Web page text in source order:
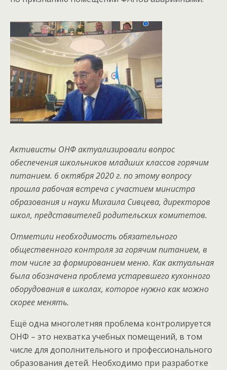
Активисты ОНФ актуализировали вопрос
обеспечения школьников младших классов горячим
питанием. 6 октября 2020 г. по этому вопросу
прошла рабочая встреча с участием министра
образования и науки Михаила Сивцева, директоров
школ, представителей родительских комитетов.
Отметили необходимость обязательного
общественного контроля за горячим питанием, в
том числе за формированием меню. Как актуальная
была обозначена проблема устаревшего кухонного
оборудования в школах, которое нужно как можно
скорее менять.
Ещё одна многолетняя проблема контролируется
ОНФ – это нехватка учебных помещений, в том
числе для дополнительного и профессионального
образования детей. Необходимо при разработке